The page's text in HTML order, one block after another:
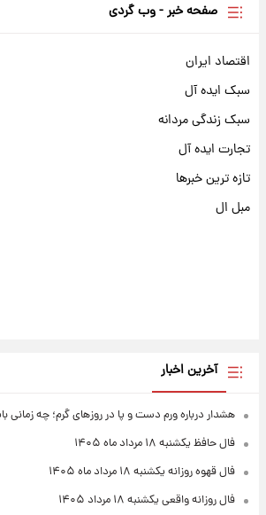
صفحه خبر - وب گردی
اقتصاد ایران
سبک ایده آل
سبک زندگی مردانه
تجارت ایده آل
تازه ترین خبرها
مبل ال
آخرین اخبار
هشدار درباره ورم دست و پا در روزهای گرم؛ چه زمانی
فال حافظ یکشنبه ۱۸ مرداد ماه ۱۴۰۵
فال قهوه روزانه یکشنبه ۱۸ مرداد ماه ۱۴۰۵
فال روزانه واقعی یکشنبه ۱۸ مرداد ۱۴۰۵